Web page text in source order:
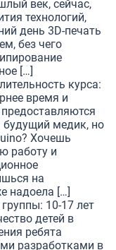
век, сейчас,
технологий,
день 3D-печать
без чего
[…]
курса:
время и
медик, но
Хочешь
работу и
на
надоела […]
10-17 лет
детей в
ребята
разработками в